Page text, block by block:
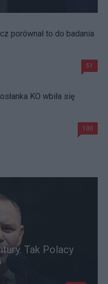
porównał to do badania
51
KO wbiła się
100
Tak Polacy